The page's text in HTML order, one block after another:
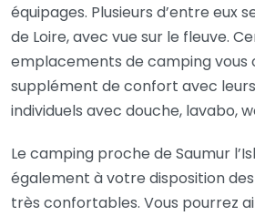
équipages. Plusieurs d’entre eux
de Loire, avec vue sur le fleuve.
emplacements de camping vous
supplément de confort avec
individuels avec douche, lavabo,
Le camping proche de Saumur
également à votre disposition
très confortables. Vous pourrez